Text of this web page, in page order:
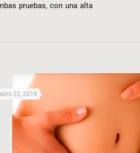
pruebas, con una alta
abril 22, 2019